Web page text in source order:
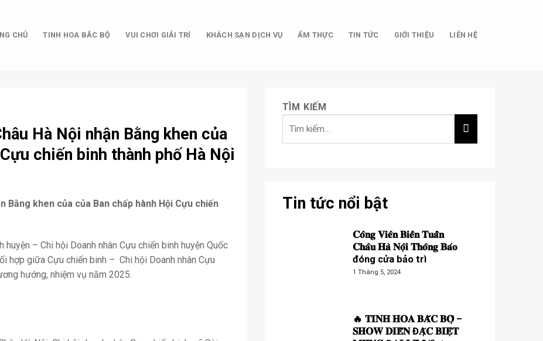
CHỦ TINH HOA BẮC BỘ VUI CHƠI GIẢI TRÍ KHÁCH SẠN DỊCH VỤ ẨM THỰC TIN TỨC GIỚI THIỆU LIÊN HỆ
Hà Nội nhận Bằng khen của
chiến binh thành phố Hà Nội
Bằng khen của của Ban chấp hành Hội Cựu chiến
– Chi hội Doanh nhân Cựu chiến binh huyện Quốc
hợp giữa Cựu chiến binh – Chi hội Doanh nhân Cựu
hướng, nhiệm vụ năm 2025.
TÌM KIẾM
Tin tức nổi bật
𝐂𝐨̂𝐧𝐠 𝐕𝐢𝐞̂𝐧 𝐁𝐢𝐞̂̉𝐧 𝐓𝐮𝐚̂̀𝐧
𝐂𝐡𝐚̂𝐮 𝐇𝐚̀ 𝐍𝐨̣̂𝐢 𝐓𝐡𝐨̂𝐧𝐠 𝐁𝐚́𝐨
đóng cửa bảo trì
1 Tháng 5, 2024
🔥 𝐓𝐈𝐍𝐇 𝐇𝐎𝐀 𝐁𝐀̆́𝐂 𝐁𝐎̣̂ –
𝐒𝐇𝐎𝐖 𝐃𝐈𝐄̂̃𝐍 Đ𝐀̣̆𝐂 𝐁𝐈𝐄̣̂𝐓